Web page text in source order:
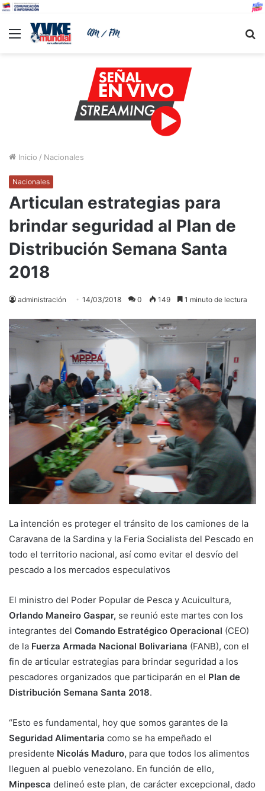
Menu
Inicio / Nacionales
Nacionales
Articulan estrategias para
brindar seguridad al Plan de
Distribución Semana Santa
2018
administración 14/03/2018 0 149 1 minuto de lectura
La intención es proteger el tránsito de los camiones de la
Caravana de la Sardina y la Feria Socialista del Pescado en
todo el territorio nacional, así como evitar el desvío del
pescado a los mercados especulativos
El ministro del Poder Popular de Pesca y Acuicultura,
Orlando Maneiro Gaspar, se reunió este martes con los
integrantes del Comando Estratégico Operacional (CEO)
de la Fuerza Armada Nacional Bolivariana (FANB), con el
fin de articular estrategias para brindar seguridad a los
pescadores organizados que participarán en el Plan de
Distribución Semana Santa 2018.
“Esto es fundamental, hoy que somos garantes de la
Seguridad Alimentaria como se ha empeñado el
presidente Nicolás Maduro, para que todos los alimentos
lleguen al pueblo venezolano. En función de ello,
Minpesca delineó este plan, de carácter excepcional, dado